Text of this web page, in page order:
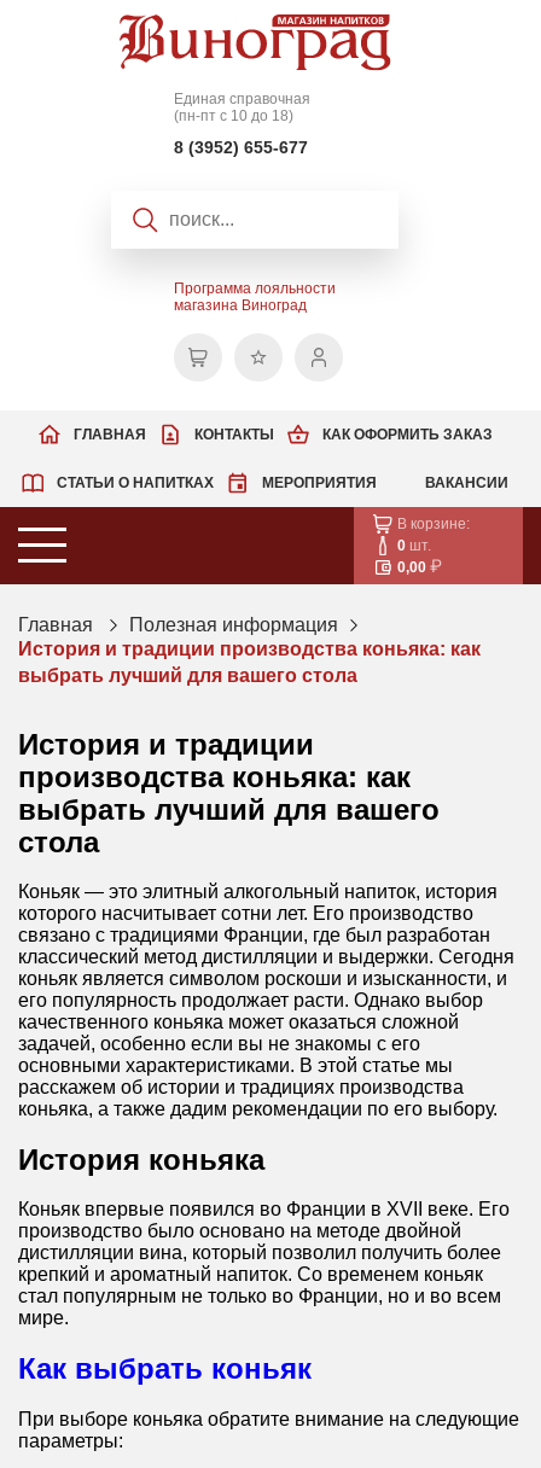
Единая справочная
(пн-пт с 10 до 18)
8 (3952) 655-677
Программа лояльности
магазина Виноград
КАК ОФОРМИТЬ ЗАКАЗ
СТАТЬИ О НАПИТКАХ МЕРОПРИЯТИЯ ВАКАНСИИ
ГЛАВНАЯ КОНТАКТЫ
В корзине:
0 шт.
0,00
Главная
Полезная информация
История и традиции производства коньяка: как
выбрать лучший для вашего стола
История и традиции
производства коньяка: как
выбрать лучший для вашего
стола
Коньяк — это элитный алкогольный напиток, история
которого насчитывает сотни лет. Его производство
связано с традициями Франции, где был разработан
классический метод дистилляции и выдержки. Сегодня
коньяк является символом роскоши и изысканности, и
его популярность продолжает расти. Однако выбор
качественного коньяка может оказаться сложной
задачей, особенно если вы не знакомы с его
основными характеристиками. В этой статье мы
расскажем об истории и традициях производства
коньяка, а также дадим рекомендации по его выбору.
История коньяка
Коньяк впервые появился во Франции в XVII веке. Его
производство было основано на методе двойной
дистилляции вина, который позволил получить более
крепкий и ароматный напиток. Со временем коньяк
стал популярным не только во Франции, но и во всем
мире.
Как выбрать коньяк
При выборе коньяка обратите внимание на следующие
параметры: